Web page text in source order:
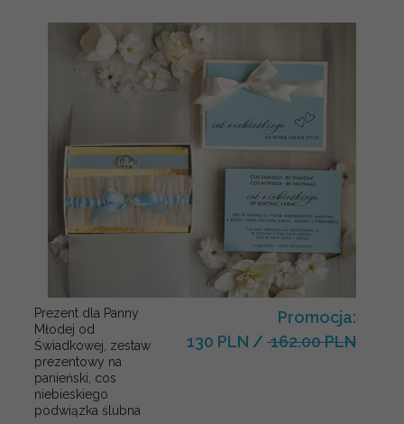
Prezent dla Panny
Młodej od
Świadkowej, zestaw
prezentowy na
panieński, cos
niebieskiego
podwiązka ślubna
Promocja:
130 PLN / 162.00 PLN